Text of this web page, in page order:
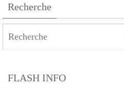
Recherche
FLASH INFO